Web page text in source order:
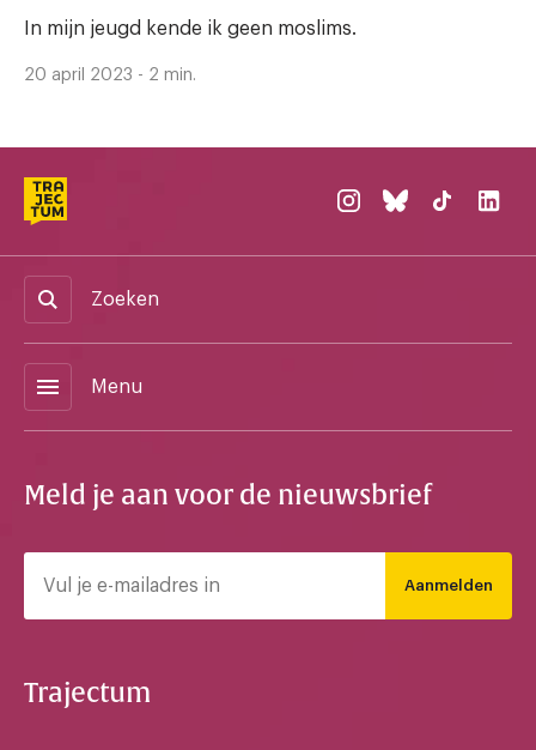
In mijn jeugd kende ik geen moslims.
20 april 2023 - 2 min.
Zoeken
menu Menu
Meld je aan voor de nieuwsbrief
Aanmelden
Trajectum